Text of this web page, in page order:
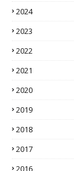
2024
2023
2022
2021
2020
2019
2018
2017
2016